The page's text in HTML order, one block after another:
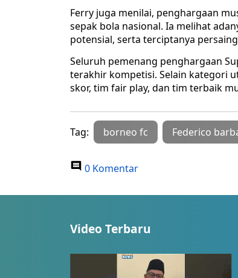
Ferry juga menilai, penghargaan
sepak bola nasional. Ia melihat
potensial, serta terciptanya
Seluruh pemenang penghargaan
terakhir kompetisi. Selain kategori
skor, tim fair play, dan tim terbaik
Tag: borneo fc Federico
0 Komentar
Video Terbaru